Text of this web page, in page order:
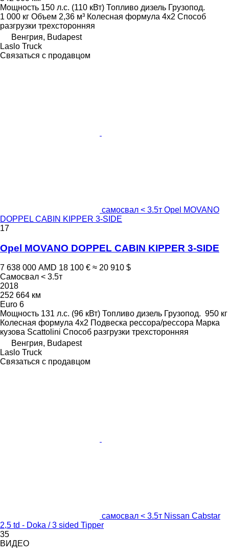
Мощность 150 л.с. (110 кВт) Топливо дизель Грузопод.
1 000 кг Объем 2,36 м³ Колесная формула 4x2 Способ
разгрузки трехсторонняя
Венгрия, Budapest
Laslo Truck
Связаться с продавцом
самосвал < 3.5т Opel MOVANO
DOPPEL CABIN KIPPER 3-SIDE
17
Opel MOVANO DOPPEL CABIN KIPPER 3-SIDE
7 638 000 AMD 18 100 € ≈ 20 910 $
Самосвал < 3.5т
2018
252 664 км
Euro 6
Мощность 131 л.с. (96 кВт) Топливо дизель Грузопод. 950 кг
Колесная формула 4x2 Подвеска рессора/рессора Марка
кузова Scattolini Способ разгрузки трехсторонняя
Венгрия, Budapest
Laslo Truck
Связаться с продавцом
самосвал < 3.5т Nissan Cabstar
2,5 td - Doka / 3 sided Tipper
35
ВИДЕО